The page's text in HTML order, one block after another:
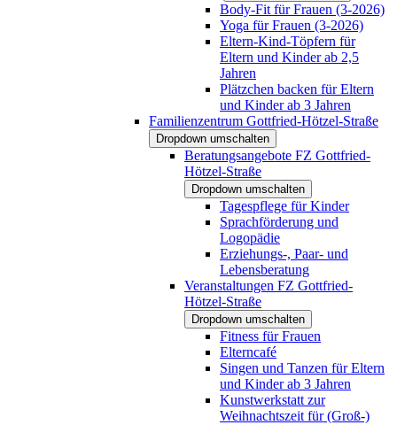
Body-Fit für Frauen (3-2026)
Yoga für Frauen (3-2026)
Eltern-Kind-Töpfern für
Eltern und Kinder ab 2,5
Jahren
Plätzchen backen für Eltern
und Kinder ab 3 Jahren
Familienzentrum Gottfried-Hötzel-Straße
Dropdown umschalten
Beratungsangebote FZ Gottfried-
Hötzel-Straße
Dropdown umschalten
Tagespflege für Kinder
Sprachförderung und
Logopädie
Erziehungs-, Paar- und
Lebensberatung
Veranstaltungen FZ Gottfried-
Hötzel-Straße
Dropdown umschalten
Fitness für Frauen
Elterncafé
Singen und Tanzen für Eltern
und Kinder ab 3 Jahren
Kunstwerkstatt zur
Weihnachtszeit für (Groß-)